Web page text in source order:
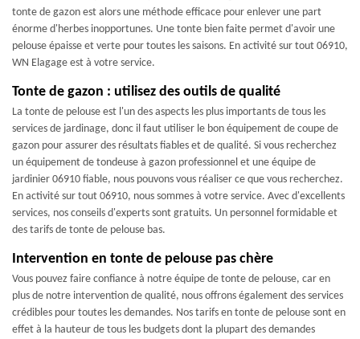
tonte de gazon est alors une méthode efficace pour enlever une part
énorme d'herbes inopportunes. Une tonte bien faite permet d'avoir une
pelouse épaisse et verte pour toutes les saisons. En activité sur tout 06910,
WN Elagage est à votre service.
Tonte de gazon : utilisez des outils de qualité
La tonte de pelouse est l'un des aspects les plus importants de tous les
services de jardinage, donc il faut utiliser le bon équipement de coupe de
gazon pour assurer des résultats fiables et de qualité. Si vous recherchez
un équipement de tondeuse à gazon professionnel et une équipe de
jardinier 06910 fiable, nous pouvons vous réaliser ce que vous recherchez.
En activité sur tout 06910, nous sommes à votre service. Avec d'excellents
services, nos conseils d'experts sont gratuits. Un personnel formidable et
des tarifs de tonte de pelouse bas.
Intervention en tonte de pelouse pas chère
Vous pouvez faire confiance à notre équipe de tonte de pelouse, car en
plus de notre intervention de qualité, nous offrons également des services
crédibles pour toutes les demandes. Nos tarifs en tonte de pelouse sont en
effet à la hauteur de tous les budgets dont la plupart des demandes